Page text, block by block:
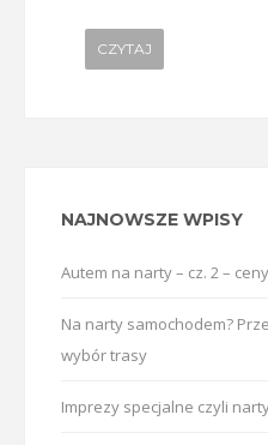
CZYTAJ
NAJNOWSZE WPISY
Autem na narty – cz. 2 –
Na narty samochodem?
wybór trasy
Imprezy specjalne czyli